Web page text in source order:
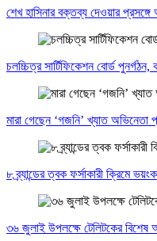
শেখ হাসিনার বক্তব্য দেওয়ার
চলচ্চিত্র সার্টিফিকেশন বোর্ড
মারা গেছেন ‘গজনি’ খ্যাত অভিনেতা
৮ ব্র্যান্ডের ত্বক ফর্সাকারী ক্রিমে
৩৬ জুলাই উপলক্ষে টেলিটকের বিশেষ